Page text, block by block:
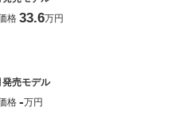
格 33.6万円
売モデル
格 -万円